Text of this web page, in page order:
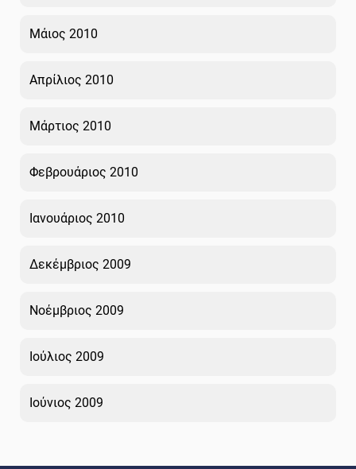
Μάιος 2010
Απρίλιος 2010
Μάρτιος 2010
Φεβρουάριος 2010
Ιανουάριος 2010
Δεκέμβριος 2009
Νοέμβριος 2009
Ιούλιος 2009
Ιούνιος 2009